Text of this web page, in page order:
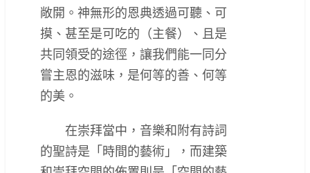
敞開。神無形的恩典透過可聽、可
摸、甚至是可吃的（主餐）、且是
共同領受的途徑，讓我們能一同分
嘗主恩的滋味，是何等的善、何等
的美。
在崇拜當中，音樂和附有詩詞
的聖詩是「時間的藝術」，而建築